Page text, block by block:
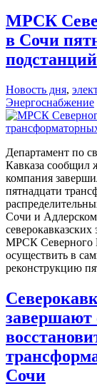
МРСК
в Сочи
подстанций
Новость дня,
Энергоснабжение
Департамент по
Кавказа сообщил
компания
пятнадцати
Сочи и
МРСК Северного
осуществить в
реконструкцию
завершают
Сочи